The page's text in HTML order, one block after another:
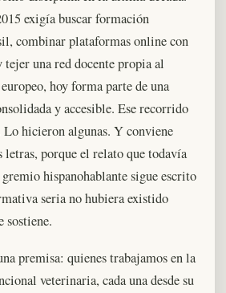
exigía buscar formación
combinar plataformas online con
tejer una red docente propia al
hoy forma parte de una
y accesible. Ese recorrido
hicieron algunas. Y conviene
letras, porque el relato que todavía
hispanohablante sigue escrito
seria no hubiera existido
sostiene.
premisa: quienes trabajamos en la
veterinaria, cada una desde su